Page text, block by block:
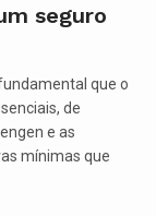
seguro
que o
de
e as
mínimas que